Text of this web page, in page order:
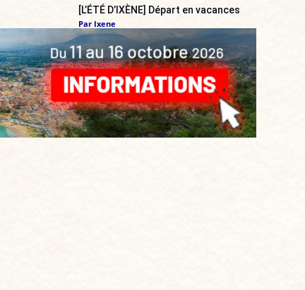
[L’ÉTÉ D’IXÈNE] Départ en vacances
Par Ixene